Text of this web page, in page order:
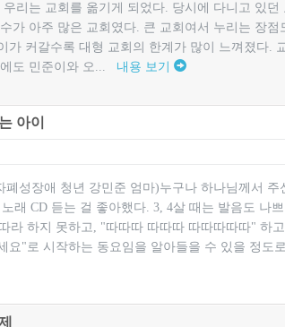
우리는 교회를 옮기게 되었다. 당시에 다니고 있
가 아주 많은 교회였다. 큰 교회여서 누리는 장
가 커갈수록 대형 교회의 한계가 많이 느껴졌다.
도 민준이와 오... 내용 보기
아이
성장애 청년 강민준 엄마)누구나 하나님께서 주
래 CD 듣는 걸 좋아했다. 3, 4살 때는 발음도 나
라 하지 못하고, "따따따 따따따 따따따따따" 하
요"로 시작하는 동요임을 알아들을 수 있을 정도